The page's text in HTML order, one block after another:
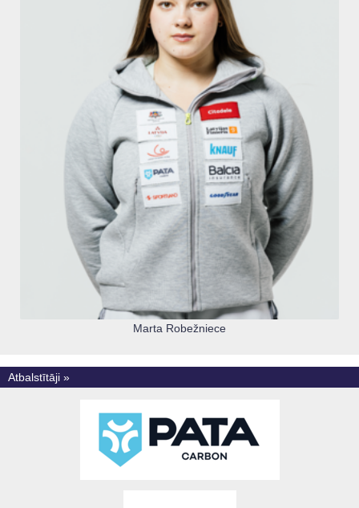
Marta Robežniece
Atbalstītāji »